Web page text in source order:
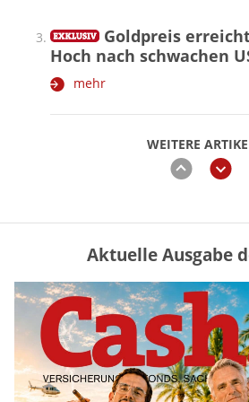
WEITEREzurück
Goldpreis
Hoch nach schwachen
mehr
Vermieter-Zutritt:
die Wohnung öffnen
mehr
Goldpreis
Aktuelle Ausgabe